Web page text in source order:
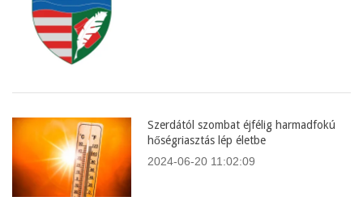
Szerdától szombat éjfélig harmadfokú
hőségriasztás lép életbe
2024-06-20 11:02:09